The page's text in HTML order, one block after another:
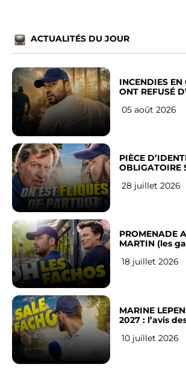
ACTUALITÉS DU JOUR
INCENDIES EN
ONT REFUSÉ
05 août 2026
PIÈCE
OBLIGATOIRE
Français
28 juillet 2026
PROMENADE
MARTIN (les
18 juillet 2026
MARINE
2027 : l’avis
10 juillet 2026